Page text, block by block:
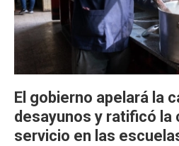
El gobierno apelará la
desayunos y ratificó la
servicio en las